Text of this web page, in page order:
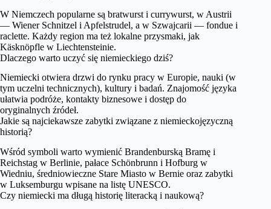
W Niemczech popularne są bratwurst i currywurst, w Austrii
— Wiener Schnitzel i Apfelstrudel, a w Szwajcarii — fondue i
raclette. Każdy region ma też lokalne przysmaki, jak
Käsknöpfle w Liechtensteinie.
Dlaczego warto uczyć się niemieckiego dziś?
Niemiecki otwiera drzwi do rynku pracy w Europie, nauki (w
tym uczelni technicznych), kultury i badań. Znajomość języka
ułatwia podróże, kontakty biznesowe i dostęp do
oryginalnych źródeł.
Jakie są najciekawsze zabytki związane z niemieckojęzyczną
historią?
Wśród symboli warto wymienić Brandenburską Bramę i
Reichstag w Berlinie, pałace Schönbrunn i Hofburg w
Wiedniu, średniowieczne Stare Miasto w Bernie oraz zabytki
w Luksemburgu wpisane na listę UNESCO.
Czy niemiecki ma długą historię literacką i naukową?